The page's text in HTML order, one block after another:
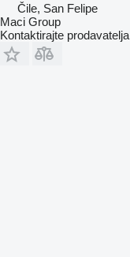
Čile, San Felipe
Maci Group
Kontaktirajte prodavatelja